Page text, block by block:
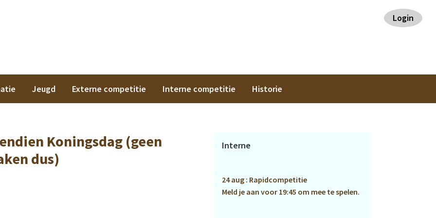
Login
Jeugd Externe competitie Interne competitie Historie
Koningsdag (geen
dus)
Primaire
Interne
24 aug : Rapidcompetitie
Meld je aan voor 19:45 om mee te spelen.